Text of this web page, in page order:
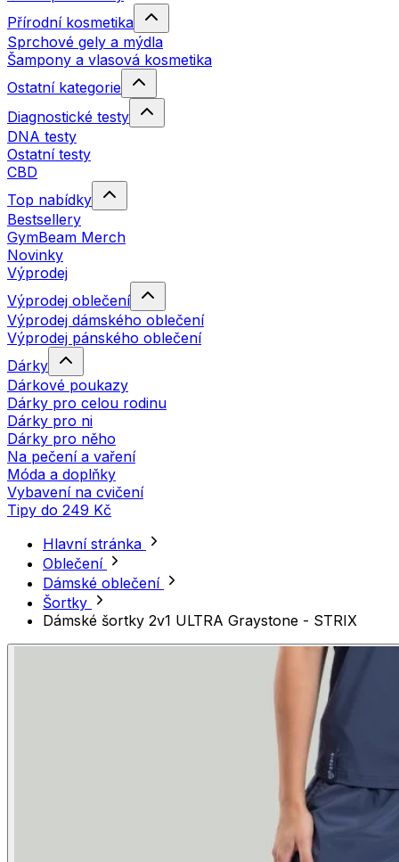
Přírodní kosmetika
Sprchové gely a mýdla
Šampony a vlasová kosmetika
Ostatní kategorie
Diagnostické testy
DNA testy
Ostatní testy
CBD
Top nabídky
Bestsellery
GymBeam Merch
Novinky
Výprodej
Výprodej oblečení
Výprodej dámského oblečení
Výprodej pánského oblečení
Dárky
Dárkové poukazy
Dárky pro celou rodinu
Dárky pro ni
Dárky pro něho
Na pečení a vaření
Móda a doplňky
Vybavení na cvičení
Tipy do 249 Kč
Hlavní stránka
Oblečení
Dámské oblečení
Šortky
Dámské šortky 2v1 ULTRA Graystone - STRIX